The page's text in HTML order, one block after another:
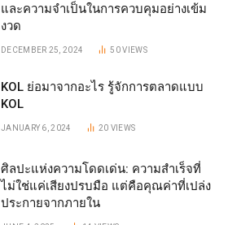
และความจำเป็นในการควบคุมอย่างเข้ม
งวด
DECEMBER 25, 2024 50VIEWS
KOL ย่อมาจากอะไร รู้จักการตลาดแบบ
KOL
JANUARY 6, 2024 20 VIEWS
ศิลปะแห่งความโดดเด่น: ความสำเร็จที่
ไม่ใช่แค่เสียงปรบมือ แต่คือคุณค่าที่เปล่ง
ประกายจากภายใน